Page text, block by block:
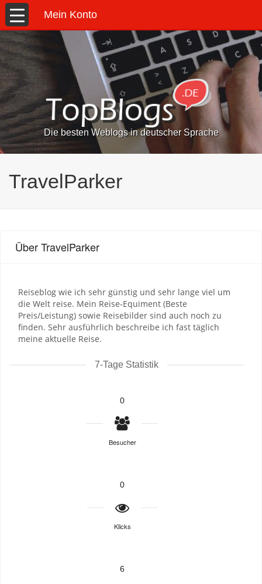
Mein Konto
Die besten Weblogs in deutscher Sprache
TravelParker
Über TravelParker
Reiseblog wie ich sehr günstig und sehr lange viel um
die Welt reise. Mein Reise-Equiment (Beste
Preis/Leistung) sowie Reisebilder sind auch noch zu
finden. Sehr ausführlich beschreibe ich fast täglich
meine aktuelle Reise.
7-Tage Statistik
0
Besucher
0
Klicks
6